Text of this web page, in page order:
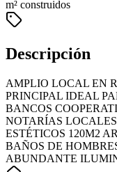
m² construidos
Descripción
AMPLIO LOCAL EN
PRINCIPAL IDEAL
BANCOS
NOTARÍAS
ESTÉTICOS 120M2
BAÑOS DE
ABUNDANTE